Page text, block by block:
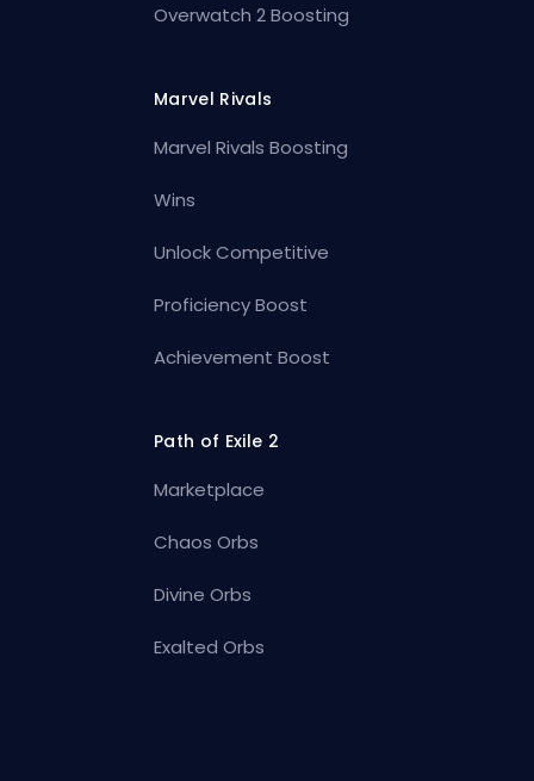
Overwatch 2 Boosting
Marvel Rivals
Marvel Rivals Boosting
Wins
Unlock Competitive
Proficiency Boost
Achievement Boost
Path of Exile 2
Marketplace
Chaos Orbs
Divine Orbs
Exalted Orbs